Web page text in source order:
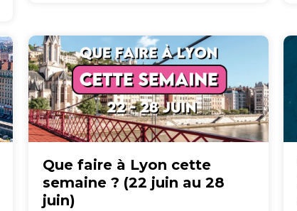
Que faire à Lyon cette
semaine ? (22 juin au 28
juin)